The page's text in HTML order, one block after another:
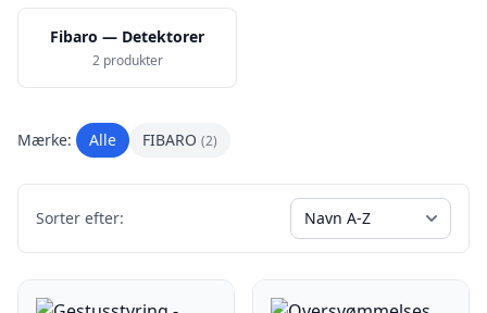
Fibaro — Detektorer
2 produkter
Mærke: Alle FIBARO (2)
Sorter efter: